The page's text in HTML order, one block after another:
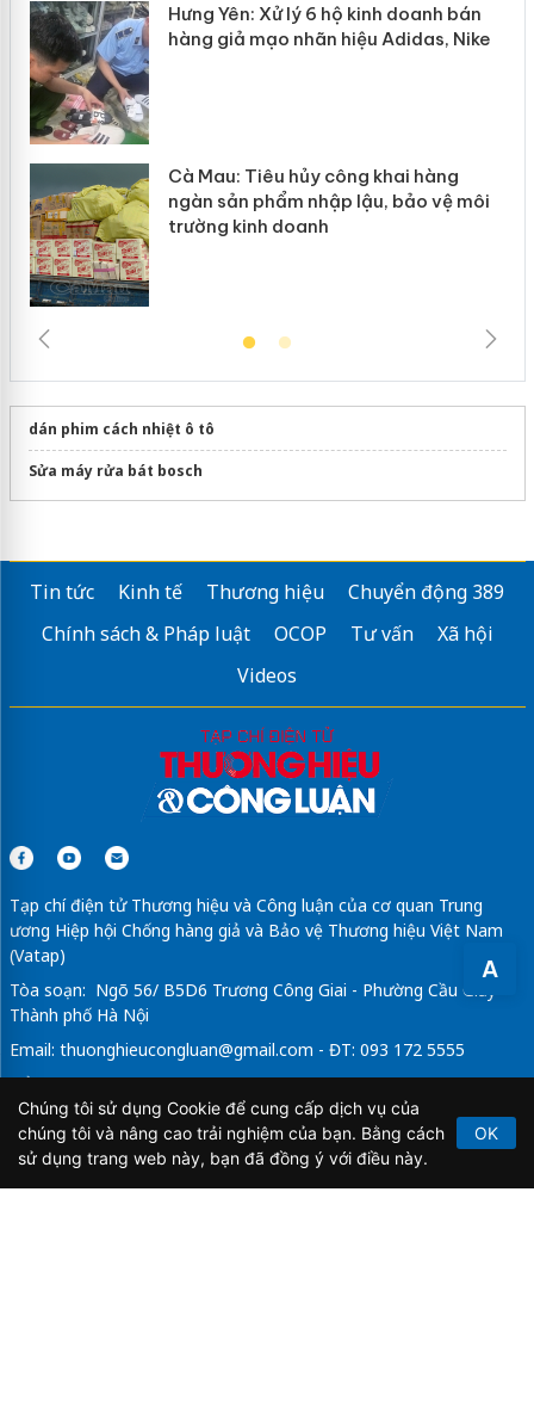
A
Hưng Yên: Xử lý 6 hộ kinh doanh bán
hàng giả mạo nhãn hiệu Adidas, Nike
Cà Mau: Tiêu hủy công khai hàng
ngàn sản phẩm nhập lậu, bảo vệ môi
trường kinh doanh
dán phim cách nhiệt ô tô
Sửa máy rửa bát bosch
Tin tức Kinh tế Thương hiệu
Chuyển động 389
Chính sách & Pháp luật
OCOP Tư vấn
Xã hội
Videos
Tạp chí điện tử Thương hiệu và Công luận của cơ quan Trung
ương Hiệp hội Chống hàng giả và Bảo vệ Thương hiệu Việt Nam
(Vatap)
Tòa soạn: Ngõ 56/ B5D6 Trương Công Giai - Phường Cầu Giấy -
Thành phố Hà Nội
Email: thuonghieucongluan@gmail.com - ĐT: 093 172 5555
Tổng Biên Tập: Vũ Đức Thuận
Giấy phép hoạt động báo chí điện tử số 64/GP-BTTTT do Bộ
Thông tin và Truyền thông cấp ngày 21/2/2020.
Chúng tôi sử dụng Cookie để cung cấp dịch vụ của
chúng tôi và nâng cao trải nghiệm của bạn. Bằng cách
sử dụng trang web này, bạn đã đồng ý với điều này.
OK